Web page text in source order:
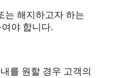
는 해지하고자 하는
야 합니다.
를 원할 경우 고객의